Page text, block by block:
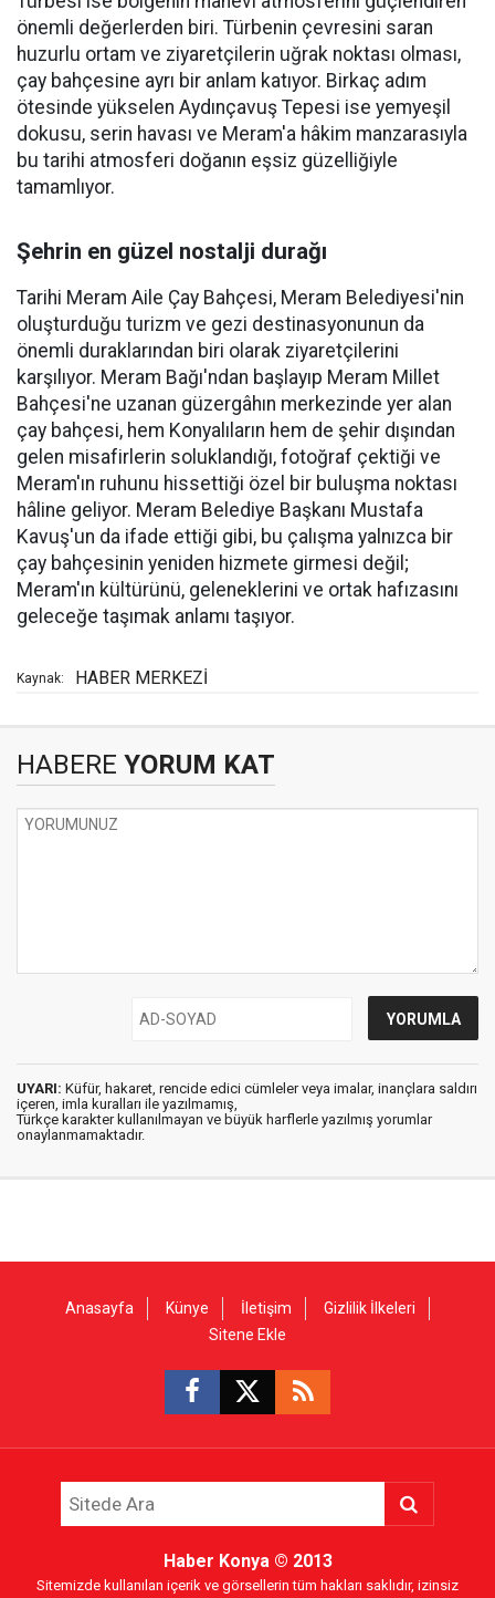
önemli değerlerden biri. Türbenin çevresini saran
huzurlu ortam ve ziyaretçilerin uğrak noktası olması,
çay bahçesine ayrı bir anlam katıyor. Birkaç adım
ötesinde yükselen Aydınçavuş Tepesi ise yemyeşil
dokusu, serin havası ve Meram'a hâkim manzarasıyla
bu tarihi atmosferi doğanın eşsiz güzelliğiyle
tamamlıyor.
Şehrin en güzel nostalji durağı
Tarihi Meram Aile Çay Bahçesi, Meram Belediyesi'nin
oluşturduğu turizm ve gezi destinasyonunun da
önemli duraklarından biri olarak ziyaretçilerini
karşılıyor. Meram Bağı'ndan başlayıp Meram Millet
Bahçesi'ne uzanan güzergâhın merkezinde yer alan
çay bahçesi, hem Konyalıların hem de şehir dışından
gelen misafirlerin soluklandığı, fotoğraf çektiği ve
Meram'ın ruhunu hissettiği özel bir buluşma noktası
hâline geliyor. Meram Belediye Başkanı Mustafa
Kavuş'un da ifade ettiği gibi, bu çalışma yalnızca bir
çay bahçesinin yeniden hizmete girmesi değil;
Meram'ın kültürünü, geleneklerini ve ortak hafızasını
geleceğe taşımak anlamı taşıyor.
Kaynak: HABER MERKEZİ
HABERE YORUM KAT
UYARI: Küfür, hakaret, rencide edici cümleler veya imalar, inançlara saldırı
içeren, imla kuralları ile yazılmamış,
Türkçe karakter kullanılmayan ve büyük harflerle yazılmış yorumlar
onaylanmamaktadır.
Anasayfa Künye İletişim
Gizlilik İlkeleri
Sitene Ekle
Haber Konya© 2013
Sitemizde kullanılan içerik ve görsellerin tüm hakları saklıdır, izinsiz